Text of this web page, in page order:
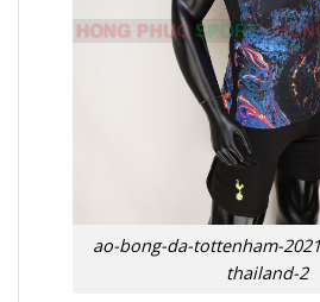
ao-bong-da-tottenham-
thailand-2